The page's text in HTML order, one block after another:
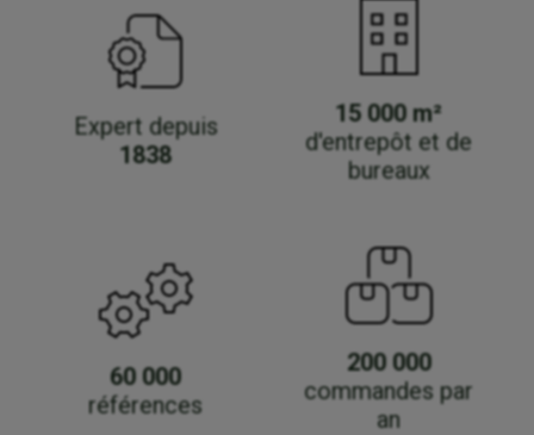
Expert depuis
1838
15 000 m²
d'entrepôt et de
bureaux
60 000
références
200 000
commandes par
an